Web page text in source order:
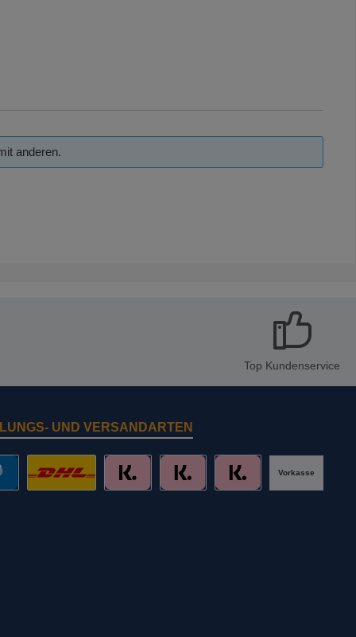
anderen.
Top Kundenservice
UND VERSANDARTEN
Vorkasse